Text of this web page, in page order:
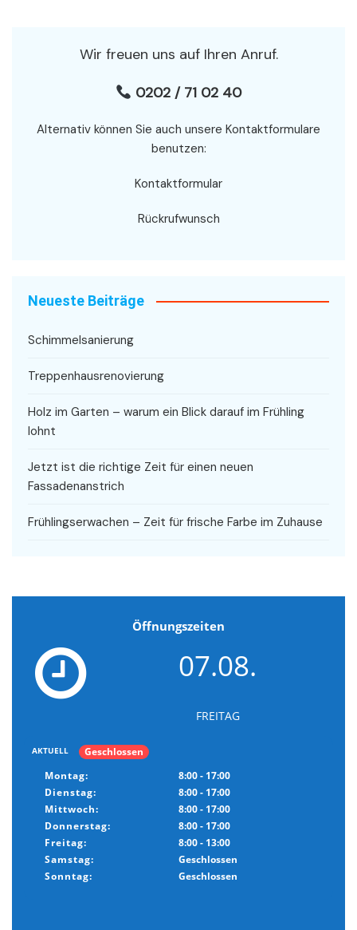
Wir freuen uns auf Ihren Anruf.
0202 / 71 02 40
Alternativ können Sie auch unsere Kontaktformulare
benutzen:
Kontaktformular
Rückrufwunsch
Neueste Beiträge
Schimmelsanierung
Treppenhausrenovierung
Holz im Garten – warum ein Blick darauf im Frühling
lohnt
Jetzt ist die richtige Zeit für einen neuen
Fassadenanstrich
Frühlingserwachen – Zeit für frische Farbe im Zuhause
Öffnungszeiten
07.08.
FREITAG
AKTUELL
Geschlossen
Montag:
8:00 - 17:00
Dienstag:
8:00 - 17:00
Mittwoch:
8:00 - 17:00
Donnerstag:
8:00 - 17:00
Freitag:
8:00 - 13:00
Samstag:
Geschlossen
Sonntag:
Geschlossen